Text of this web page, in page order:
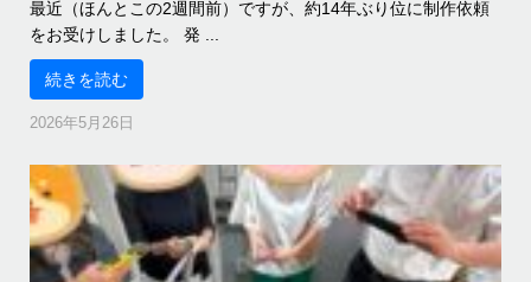
最近（ほんとこの2週間前）ですが、約14年ぶり位に制作依頼
をお受けしました。 発 ...
続きを読む
2026年5月26日